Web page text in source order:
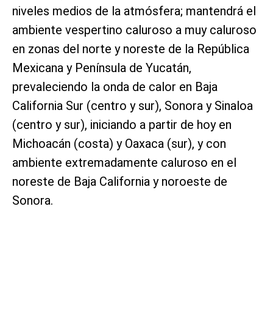
niveles medios de la atmósfera; mantendrá el
ambiente vespertino caluroso a muy caluroso
en zonas del norte y noreste de la República
Mexicana y Península de Yucatán,
prevaleciendo la onda de calor en Baja
California Sur (centro y sur), Sonora y Sinaloa
(centro y sur), iniciando a partir de hoy en
Michoacán (costa) y Oaxaca (sur), y con
ambiente extremadamente caluroso en el
noreste de Baja California y noroeste de
Sonora.